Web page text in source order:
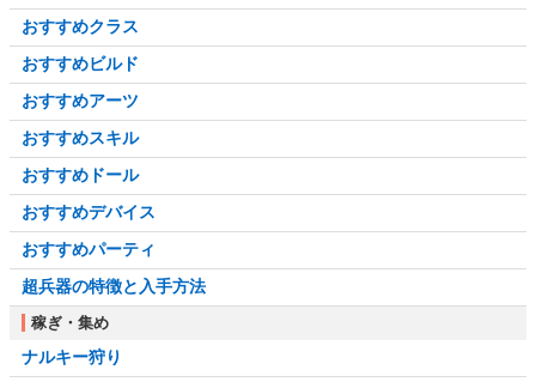
おすすめクラス
おすすめビルド
おすすめアーツ
おすすめスキル
おすすめドール
おすすめデバイス
おすすめパーティ
超兵器の特徴と入手方法
稼ぎ・集め
ナルキー狩り